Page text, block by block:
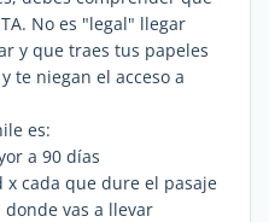
No es "legal" llegar
y que traes tus papeles
te niegan el acceso a
es:
a 90 días
x cada que dure el pasaje
vas a llevar